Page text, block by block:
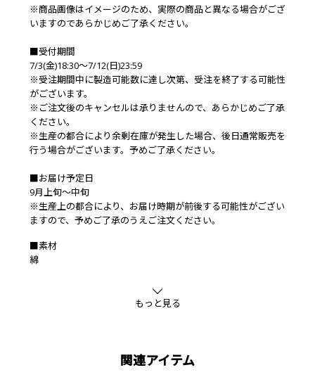
※商品画像はイメージのため、実際の商品と異なる場合がござ
いますのであらかじめご了承ください。
■受付期間
7/3(金)18:30～7/12(日)23:59
※受注期間中に製造可能数に達し次第、受注を終了する可能性
がございます。
※ご注文後のキャンセルは承りませんので、あらかじめご了承
ください。
※生産の都合により余剰在庫が発生した場合、後日通常販売を
行う場合がございます。予めご了承ください。
■お届け予定日
9月上旬～中旬
※生産上の都合により、お届け時期が前後する可能性がござい
ますので、予めご了承のうえご注文ください。
■素材
綿
もっと見る
関連アイテム